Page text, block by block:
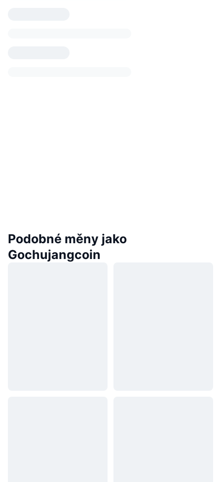
Podobné měny jako
Gochujangcoin